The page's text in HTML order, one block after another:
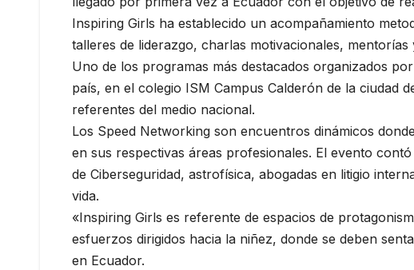
Inspiring Girls ha establecido un acompañamiento
talleres de liderazgo, charlas motivacionales,
Uno de los programas más destacados organizados
país, en el colegio ISM Campus Calderón de la ciudad
referentes del medio nacional.
Los Speed Networking son encuentros dinámicos
en sus respectivas áreas profesionales. El evento
de Ciberseguridad, astrofísica, abogadas en litigio
vida.
«Inspiring Girls es referente de espacios de
esfuerzos dirigidos hacia la niñez, donde se deben
en Ecuador.